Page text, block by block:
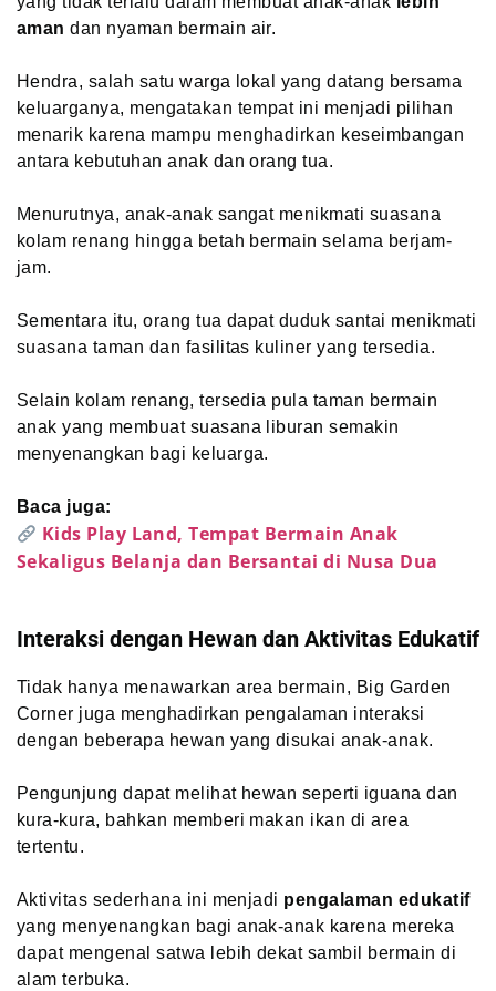
aman dan nyaman bermain air.
Hendra, salah satu warga lokal yang datang bersama
keluarganya, mengatakan tempat ini menjadi pilihan
menarik karena mampu menghadirkan keseimbangan
antara kebutuhan anak dan orang tua.
Menurutnya, anak-anak sangat menikmati suasana
kolam renang hingga betah bermain selama berjam-
jam.
Sementara itu, orang tua dapat duduk santai menikmati
suasana taman dan fasilitas kuliner yang tersedia.
Selain kolam renang, tersedia pula taman bermain
anak yang membuat suasana liburan semakin
menyenangkan bagi keluarga.
Baca juga:
Kids Play Land, Tempat Bermain Anak
Sekaligus Belanja dan Bersantai di Nusa Dua
Interaksi dengan Hewan dan Aktivitas Edukatif
Tidak hanya menawarkan area bermain, Big Garden
Corner juga menghadirkan pengalaman interaksi
dengan beberapa hewan yang disukai anak-anak.
Pengunjung dapat melihat hewan seperti iguana dan
kura-kura, bahkan memberi makan ikan di area
tertentu.
Aktivitas sederhana ini menjadi pengalaman edukatif
yang menyenangkan bagi anak-anak karena mereka
dapat mengenal satwa lebih dekat sambil bermain di
alam terbuka.